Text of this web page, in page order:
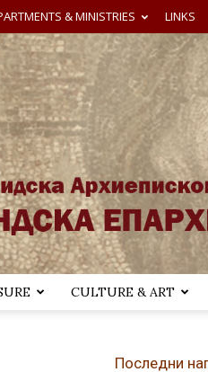
& MINISTRIES LINKS
CULTURE & ART
Последни